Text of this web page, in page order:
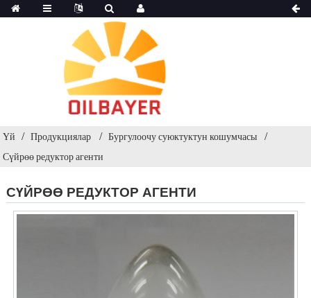
Үй Продукциялар
Бургулоочу суюктуктун кошумчасы
Сүйрөө редуктор агенти
СҮЙРӨӨ РЕДУКТОР АГЕНТИ